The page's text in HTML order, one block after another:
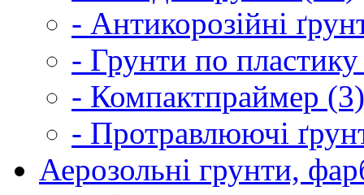
- Антикорозійні
- Грунти по
- Компактпраймер (3)
- Протравлюючі
Аерозольні грунти,